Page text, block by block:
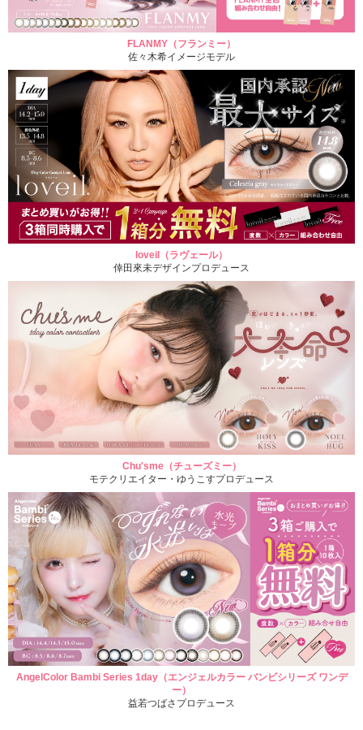
FLANMY（フランミー）
佐々木希イメージモデル
loveil（ラヴェール）
倖田來未デザインプロデュース
Chu'sme（チューズミー）
モテクリエイター・ゆうこすプロデュース
AngelColor Bambi Series 1day（エンジェルカラー バンビシリーズ ワンデ
ー）
益若つばさプロデュース